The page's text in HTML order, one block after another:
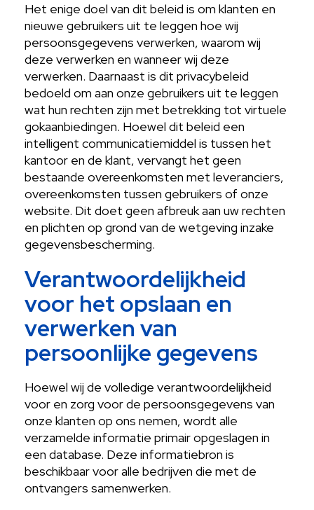
Het enige doel van dit beleid is om klanten en
nieuwe gebruikers uit te leggen hoe wij
persoonsgegevens verwerken, waarom wij
deze verwerken en wanneer wij deze
verwerken. Daarnaast is dit privacybeleid
bedoeld om aan onze gebruikers uit te leggen
wat hun rechten zijn met betrekking tot virtuele
gokaanbiedingen. Hoewel dit beleid een
intelligent communicatiemiddel is tussen het
kantoor en de klant, vervangt het geen
bestaande overeenkomsten met leveranciers,
overeenkomsten tussen gebruikers of onze
website. Dit doet geen afbreuk aan uw rechten
en plichten op grond van de wetgeving inzake
gegevensbescherming.
Verantwoordelijkheid
voor het opslaan en
verwerken van
persoonlijke gegevens
Hoewel wij de volledige verantwoordelijkheid
voor en zorg voor de persoonsgegevens van
onze klanten op ons nemen, wordt alle
verzamelde informatie primair opgeslagen in
een database. Deze informatiebron is
beschikbaar voor alle bedrijven die met de
ontvangers samenwerken.